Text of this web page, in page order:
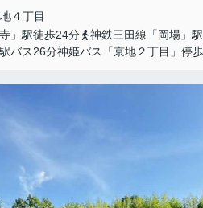
４丁目
」駅徒歩24分
神鉄三田線「岡場」
バス26分神姫バス「京地２丁目」停